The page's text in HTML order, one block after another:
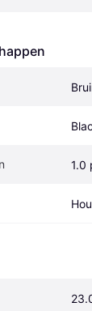
1.0